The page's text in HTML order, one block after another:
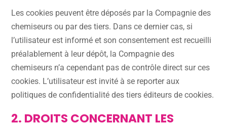
Les cookies peuvent être déposés par la Compagnie des
chemiseurs ou par des tiers. Dans ce dernier cas, si
l’utilisateur est informé et son consentement est recueilli
préalablement à leur dépôt, la Compagnie des
chemiseurs n’a cependant pas de contrôle direct sur ces
cookies. L’utilisateur est invité à se reporter aux
politiques de confidentialité des tiers éditeurs de cookies.
2. DROITS CONCERNANT LES